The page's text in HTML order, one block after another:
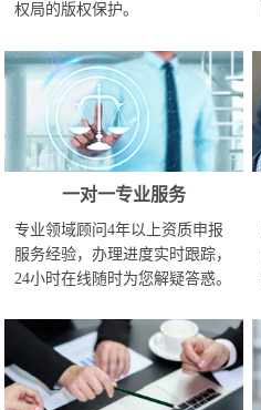
权局的版权保护。
一对一专业服务
专业领域顾问4年以上资质申报
服务经验，办理进度实时跟踪，
24小时在线随时为您解疑答惑。